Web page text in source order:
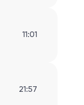
11:01
21:57